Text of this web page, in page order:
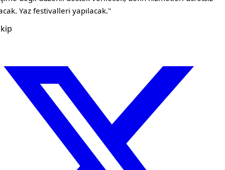
Yaz festivalleri yapılacak."